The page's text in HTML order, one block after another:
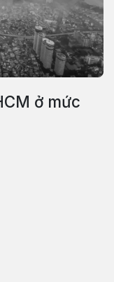
ở mức